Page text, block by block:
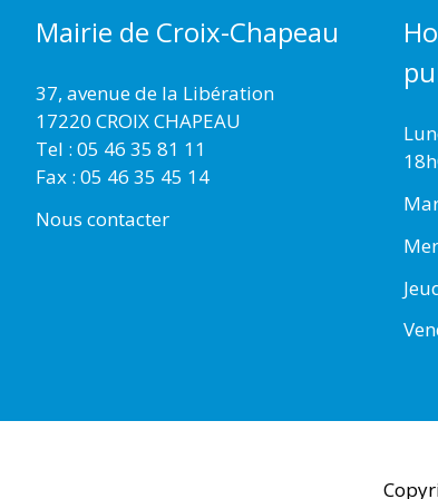
Mairie de Croix-Chapeau
37, avenue de la Libération
17220 CROIX CHAPEAU
Tel : 05 46 35 81 11
Fax : 05 46 35 45 14
Nous contacter